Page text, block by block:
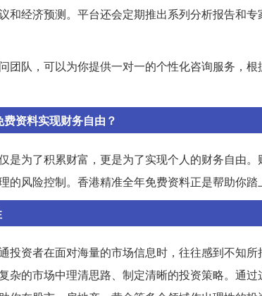
和经济预测。平台还会定期推出系列分析报告和
团队，可以为你提供一对一的个性化咨询服务，
资料实现财务自由？
是为了积累财富，更是为了实现个人的财务自由
的风险控制。香港精准全年免费资料正是帮助你踏
投资者在面对海量的市场信息时，往往感到不知
杂的市场中理清思路、制定清晰的投资策略。通